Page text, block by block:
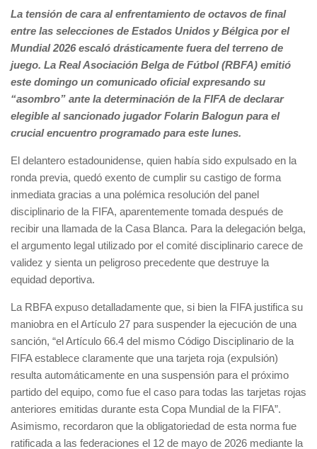
La tensión de cara al enfrentamiento de octavos de final
entre las selecciones de Estados Unidos y Bélgica por el
Mundial 2026 escaló drásticamente fuera del terreno de
juego. La Real Asociación Belga de Fútbol (RBFA) emitió
este domingo un comunicado oficial expresando su
“asombro” ante la determinación de la FIFA de declarar
elegible al sancionado jugador Folarin Balogun para el
crucial encuentro programado para este lunes.
El delantero estadounidense, quien había sido expulsado en la
ronda previa, quedó exento de cumplir su castigo de forma
inmediata gracias a una polémica resolución del panel
disciplinario de la FIFA, aparentemente tomada después de
recibir una llamada de la Casa Blanca. Para la delegación belga,
el argumento legal utilizado por el comité disciplinario carece de
validez y sienta un peligroso precedente que destruye la
equidad deportiva.
La RBFA expuso detalladamente que, si bien la FIFA justifica su
maniobra en el Artículo 27 para suspender la ejecución de una
sanción, “el Artículo 66.4 del mismo Código Disciplinario de la
FIFA establece claramente que una tarjeta roja (expulsión)
resulta automáticamente en una suspensión para el próximo
partido del equipo, como fue el caso para todas las tarjetas rojas
anteriores emitidas durante esta Copa Mundial de la FIFA”.
Asimismo, recordaron que la obligatoriedad de esta norma fue
ratificada a las federaciones el 12 de mayo de 2026 mediante la